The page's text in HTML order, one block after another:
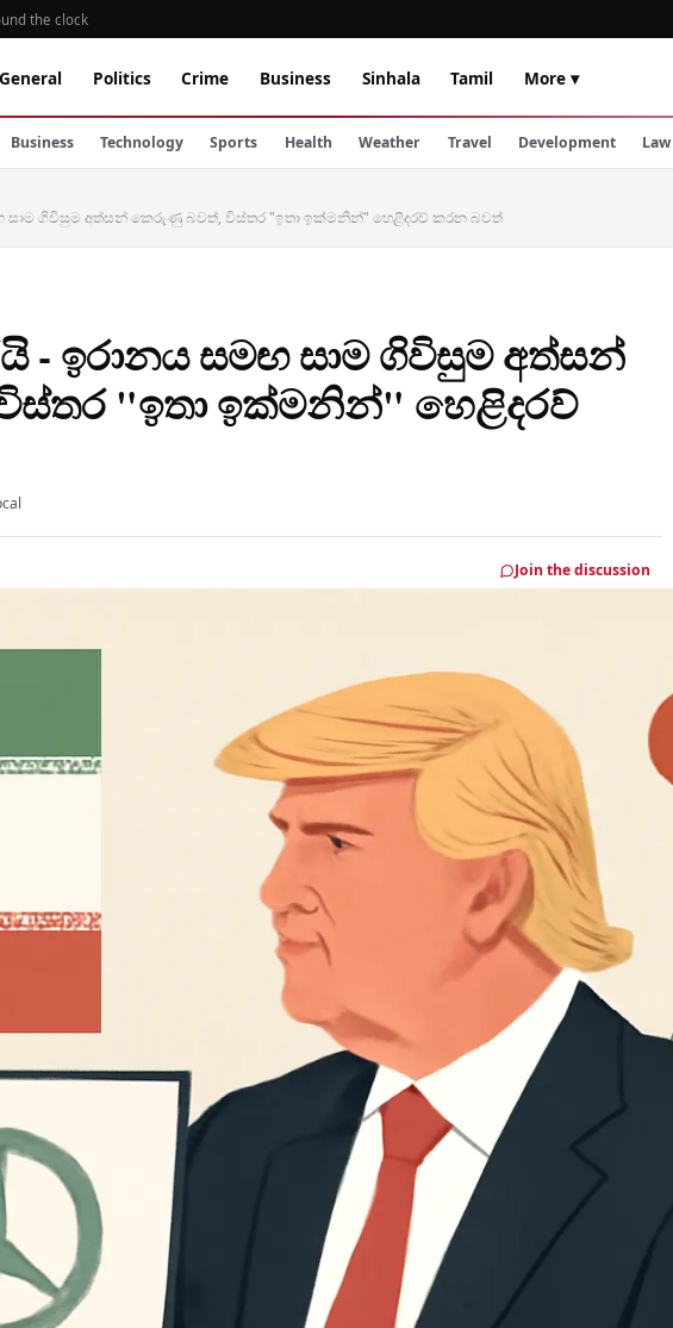
the clock
General Politics Crime Business Sinhala Tamil More ▾
Business Technology Sports Health Weather Travel Development Law
සාම ගිවිසුම අත්සන් කෙරුණු බවත්, විස්තර "ඉතා ඉක්මනින්" හෙළිදරව් කරන බවත්
- ඉරානය සමඟ සාම ගිවිසුම අත්සන්
"ඉතා ඉක්මනින්" හෙළිදරව්
Join the discussion